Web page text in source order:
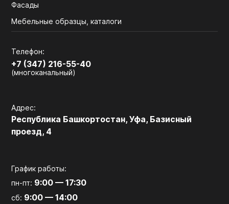
Фасады
Мебельные образцы, каталоги
Телефон:
+7 (347) 216-55-40
(многоканальный)
Адрес:
Республика Башкортостан, Уфа, Базисный
проезд, 4
График работы:
пн-пт: 9:00 — 17:30
сб: 9:00 — 14:00